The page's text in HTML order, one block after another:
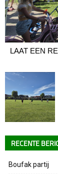
LAAT EEN
RECENTE
Boufak partij